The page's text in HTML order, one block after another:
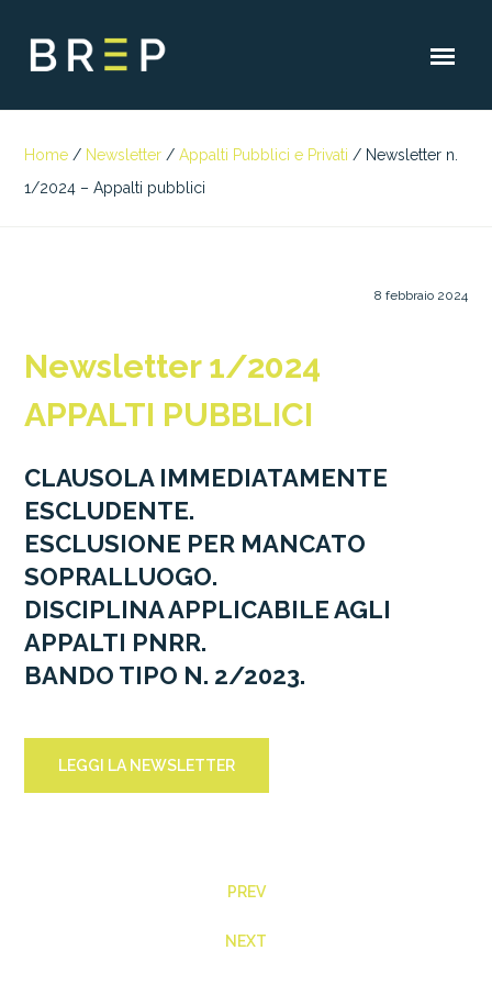
Home / Newsletter / Appalti Pubblici e Privati / Newsletter n.
1/2024 – Appalti pubblici
8 febbraio 2024
Newsletter 1/2024
APPALTI PUBBLICI
CLAUSOLA IMMEDIATAMENTE
ESCLUDENTE.
ESCLUSIONE PER MANCATO
SOPRALLUOGO.
DISCIPLINA APPLICABILE AGLI
APPALTI PNRR.
BANDO TIPO N. 2/2023.
LEGGI LA NEWSLETTER
PREV
NEXT